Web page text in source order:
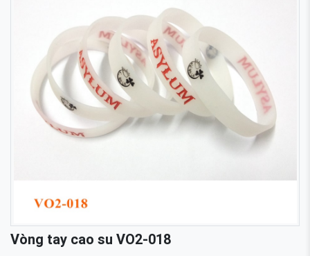
Vòng tay cao su VO2-018